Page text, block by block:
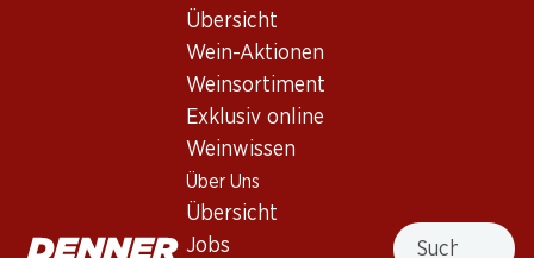
Übersicht
Wein-Aktionen
Weinsortiment
Exklusiv online
Weinwissen
Über Uns
Übersicht
Jobs
Suche
Deutschland,Baden (D)
Blasses Gelb. Duftet intensiv nach Litchis. Der Gaumen
präsentiert sich unheimlich fruchtig und saftig, unterstützt
durch eine lebhafte Mousse.